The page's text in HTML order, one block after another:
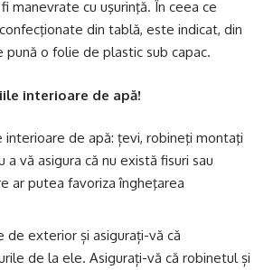
manevrate cu uşurinţă. În ceea ce
din tablă, este indicat, din
pună o folie de plastic sub capac.
interioare de apă!
interioare de apă: țevi, robineţi montaţi
vă asigura că nu există fisuri sau
ar putea favoriza îngheţarea
de exterior și asigurați-vă că
de la ele. Asigurați-vă că robinetul și